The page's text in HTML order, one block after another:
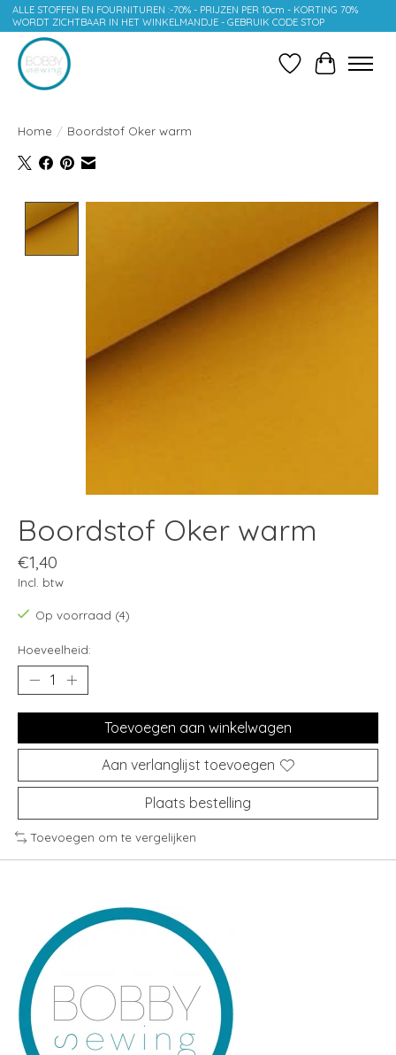
ALLE STOFFEN EN FOURNITUREN :-70% - PRIJZEN PER 10cm - KORTING 70%
WORDT ZICHTBAAR IN HET WINKELMANDJE - GEBRUIK CODE STOP
Verlanglijst
Home / Boordstof Oker warm
Boordstof Oker warm
€1,40
Incl. btw
Op voorraad (4)
Hoeveelheid:
Toevoegen aan winkelwagen
Aan verlanglijst toevoegen
Plaats bestelling
Toevoegen om te vergelijken